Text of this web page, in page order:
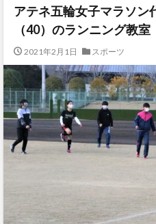
アテネ五輪女子マラソン
（40）のランニング教室
2021年2月1日 スポーツ